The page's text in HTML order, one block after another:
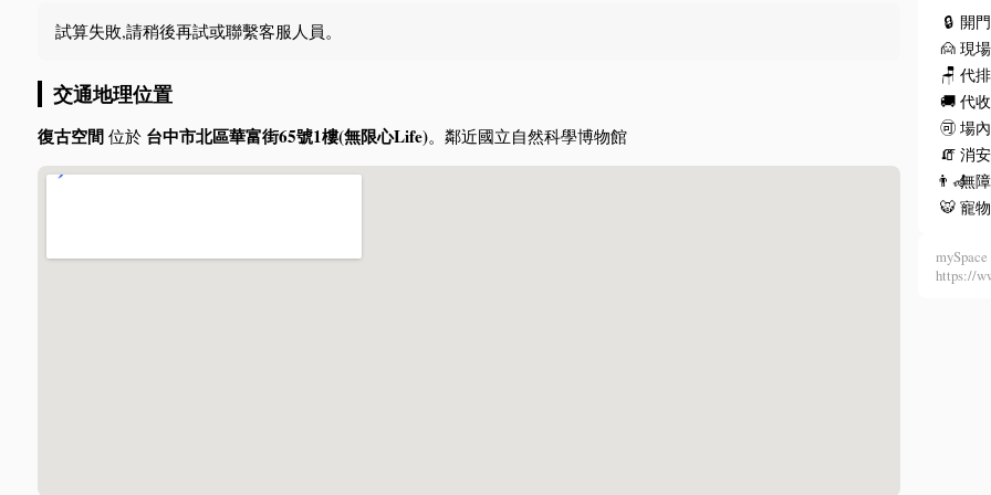
試算失敗,請稍後再試或聯繫客服人員。
交通地理位置
復古空間位於 台中市北區華富街65號1樓(無限心Life)。鄰近國立自然科學博物館
🔒 開
🙍 現
🪑 代
🚚 代
🉑 場
🧯 消
👨‍🦽無
🐯 寵
https://